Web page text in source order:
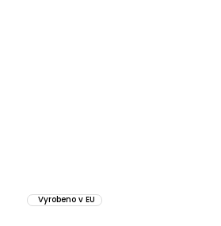
Vyrobeno v EU